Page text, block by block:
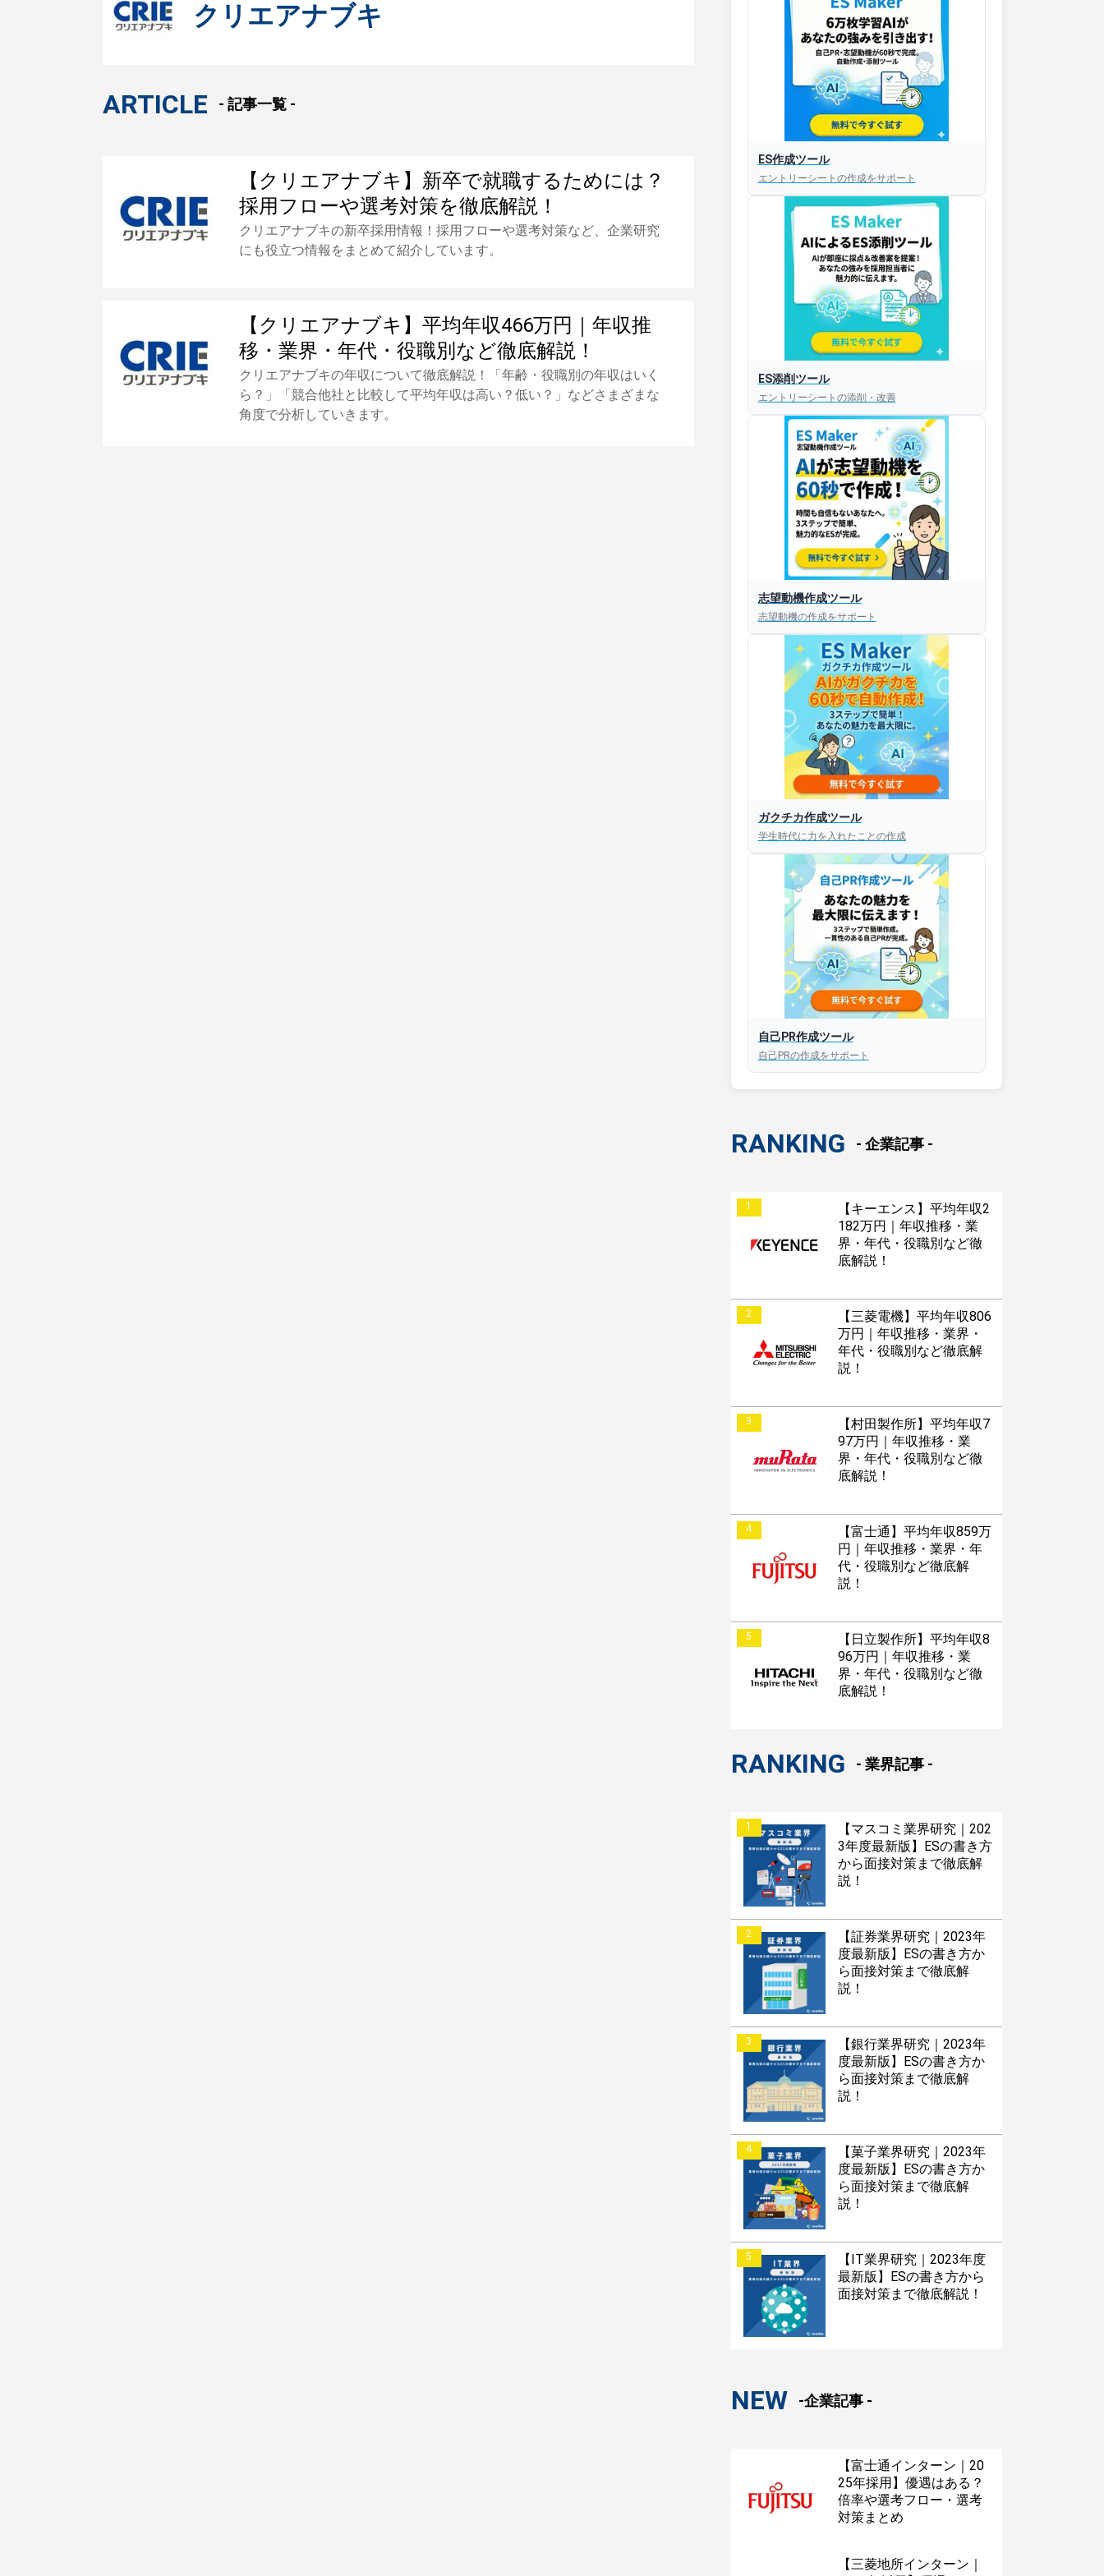
クリエアナブキ
ARTICLE - 記事一覧 -
【クリエアナブキ】新卒で就職するためには？
採用フローや選考対策を徹底解説！
クリエアナブキの新卒採用情報！採用フローや選考対策など、企業研究
にも役立つ情報をまとめて紹介しています。
【クリエアナブキ】平均年収466万円｜年収推
移・業界・年代・役職別など徹底解説！
クリエアナブキの年収について徹底解説！「年齢・役職別の年収はいく
ら？」「競合他社と比較して平均年収は高い？低い？」などさまざまな
角度で分析していきます。
ES作成ツール
エントリーシートの作成をサポート
ES添削ツール
エントリーシートの添削・改善
志望動機作成ツール
志望動機の作成をサポート
ガクチカ作成ツール
学生時代に力を入れたことの作成
自己PR作成ツール
自己PRの作成をサポート
RANKING - 企業記事 -
1
【キーエンス】平均年収2
182万円｜年収推移・業
界・年代・役職別など徹
底解説！
2
【三菱電機】平均年収806
万円｜年収推移・業界・
年代・役職別など徹底解
説！
3
【村田製作所】平均年収7
97万円｜年収推移・業
界・年代・役職別など徹
底解説！
4
【富士通】平均年収859万
円｜年収推移・業界・年
代・役職別など徹底解
説！
5
【日立製作所】平均年収8
96万円｜年収推移・業
界・年代・役職別など徹
底解説！
RANKING - 業界記事 -
1
【マスコミ業界研究｜202
3年度最新版】ESの書き方
から面接対策まで徹底解
説！
2
【証券業界研究｜2023年
度最新版】ESの書き方か
ら面接対策まで徹底解
説！
3
【銀行業界研究｜2023年
度最新版】ESの書き方か
ら面接対策まで徹底解
説！
4
【菓子業界研究｜2023年
度最新版】ESの書き方か
ら面接対策まで徹底解
説！
5
【IT業界研究｜2023年度
最新版】ESの書き方から
面接対策まで徹底解説！
NEW -企業記事 -
【富士通インターン｜20
25年採用】優遇はある？
倍率や選考フロー・選考
対策まとめ
【三菱地所インターン｜